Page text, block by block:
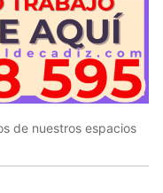
de nuestros espacios